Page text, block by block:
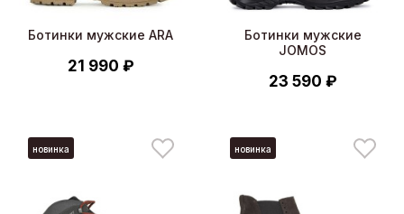
Ботинки мужские ARA
21 990 ₽
Ботинки мужские
JOMOS
23 590 ₽
новинка новинка